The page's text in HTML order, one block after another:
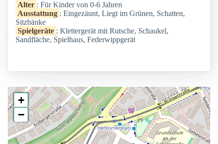
Alter : Für Kinder von 0-6 Jahren
Ausstattung : Eingezäunt, Liegt im Grünen, Schatten,
Sitzbänke
Spielgeräte : Klettergerät mit Rutsche, Schaukel,
Sandfläche, Spielhaus, Federwippgerät
+
−